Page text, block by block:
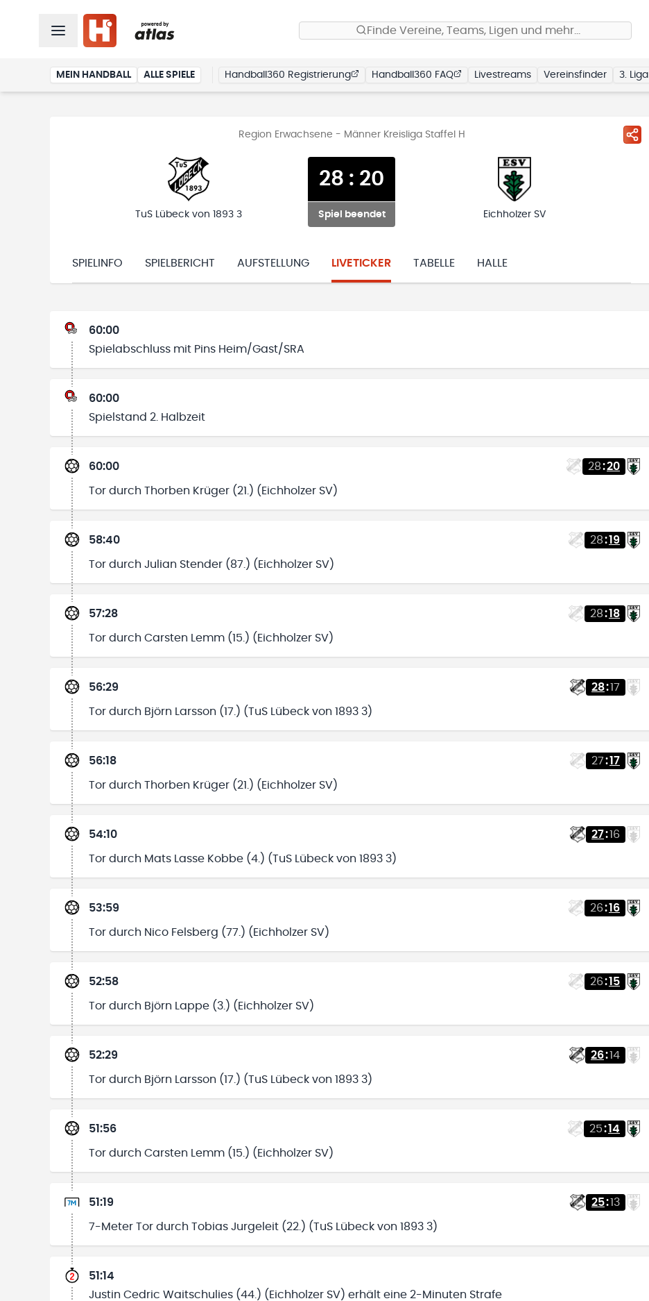
Finde Vereine, Teams, Ligen und mehr…
MEIN HANDBALL ALLE SPIELE Handball360 Registrierung Handball360 FAQ Livestreams Vereinsfinder 3. Liga
Region Erwachsene - Männer Kreisliga Staffel H
TuS Lübeck von 1893 3
28 : 20
Spiel beendet Eichholzer SV
SPIELINFO SPIELBERICHT AUFSTELLUNG LIVETICKER TABELLE HALLE
60:00
Spielabschluss mit Pins Heim/Gast/SRA
60:00
Spielstand 2. Halbzeit
60:00 28:20
Tor durch Thorben Krüger (21.) (Eichholzer SV)
58:40 28:19
Tor durch Julian Stender (87.) (Eichholzer SV)
57:28 28:18
Tor durch Carsten Lemm (15.) (Eichholzer SV)
56:29 28:17
Tor durch Björn Larsson (17.) (TuS Lübeck von 1893 3)
56:18 27:17
Tor durch Thorben Krüger (21.) (Eichholzer SV)
54:10 27:16
Tor durch Mats Lasse Kobbe (4.) (TuS Lübeck von 1893 3)
53:59 26:16
Tor durch Nico Felsberg (77.) (Eichholzer SV)
52:58 26:15
Tor durch Björn Lappe (3.) (Eichholzer SV)
52:29 26:14
Tor durch Björn Larsson (17.) (TuS Lübeck von 1893 3)
51:56 25:14
Tor durch Carsten Lemm (15.) (Eichholzer SV)
51:19 25:13
7-Meter Tor durch Tobias Jurgeleit (22.) (TuS Lübeck von 1893 3)
51:14
Justin Cedric Waitschulies (44.) (Eichholzer SV) erhält eine 2-Minuten Strafe